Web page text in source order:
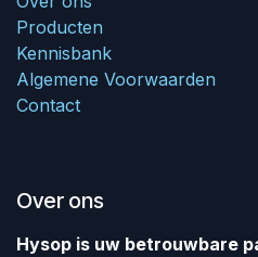
Producten
Kennisbank
Algemene Voorwaarden
Contact
Over ons
Hysop is uw betrouwbare